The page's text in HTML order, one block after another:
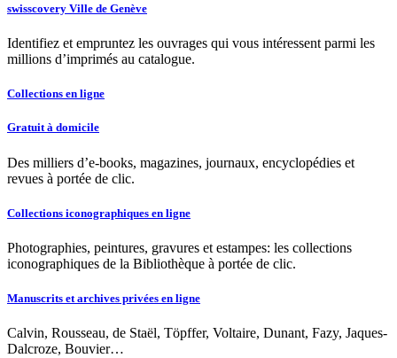
swisscovery Ville de Genève
Identifiez et empruntez les ouvrages qui vous intéressent parmi les
millions d’imprimés au catalogue.
Collections en ligne
Gratuit à domicile
Des milliers d’e-books, magazines, journaux, encyclopédies et
revues à portée de clic.
Collections iconographiques en ligne
Photographies, peintures, gravures et estampes: les collections
iconographiques de la Bibliothèque à portée de clic.
Manuscrits et archives privées en ligne
Calvin, Rousseau, de Staël, Töpffer, Voltaire, Dunant, Fazy, Jaques-
Dalcroze, Bouvier…